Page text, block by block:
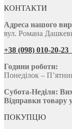
КОНТАКТИ
Адреса нашого
вул. Романа
+38 (098) 010-20-23
Години роботи:
Понеділок –
Субота-Неділя:
Відправки товару
ПОКУПЦЮ